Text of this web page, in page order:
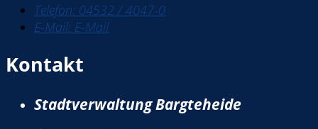
Telefon: 04532 / 4047-0
E-Mail: E-Mail
Kontakt
Stadtverwaltung Bargteheide